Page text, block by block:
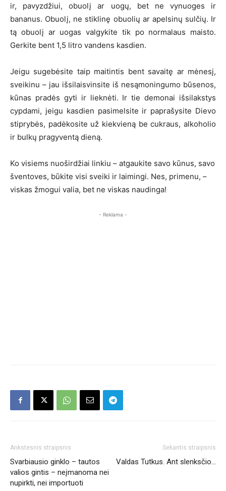
ir, pavyzdžiui, obuolį ar uogų, bet ne vynuoges ir
bananus. Obuolį, ne stiklinę obuolių ar apelsinų sulčių. Ir
tą obuolį ar uogas valgykite tik po normalaus maisto.
Gerkite bent 1,5 litro vandens kasdien.
Jeigu sugebėsite taip maitintis bent savaitę ar mėnesį,
sveikinu – jau išsilaisvinsite iš nesąmoningumo būsenos,
kūnas pradės gyti ir lieknėti. Ir tie demonai išsilakstys
cypdami, jeigu kasdien pasimelsite ir paprašysite Dievo
stiprybės, padėkosite už kiekvieną be cukraus, alkoholio
ir bulkų pragyventą dieną.
Ko visiems nuoširdžiai linkiu – atgaukite savo kūnus, savo
šventoves, būkite visi sveiki ir laimingi. Nes, primenu, –
viskas žmogui valia, bet ne viskas naudinga!
- Reklama -
Ankstesnis straipsnis
Svarbiausio ginklo – tautos
valios gintis – neįmanoma nei
nupirkti, nei importuoti
Sekantis straipsnis
Valdas Tutkus. Ant slenksčio…